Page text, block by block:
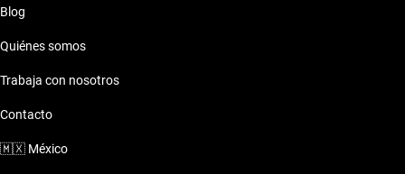
Blog
Quiénes somos
Trabaja con nosotros
Contacto
🇲🇽 México